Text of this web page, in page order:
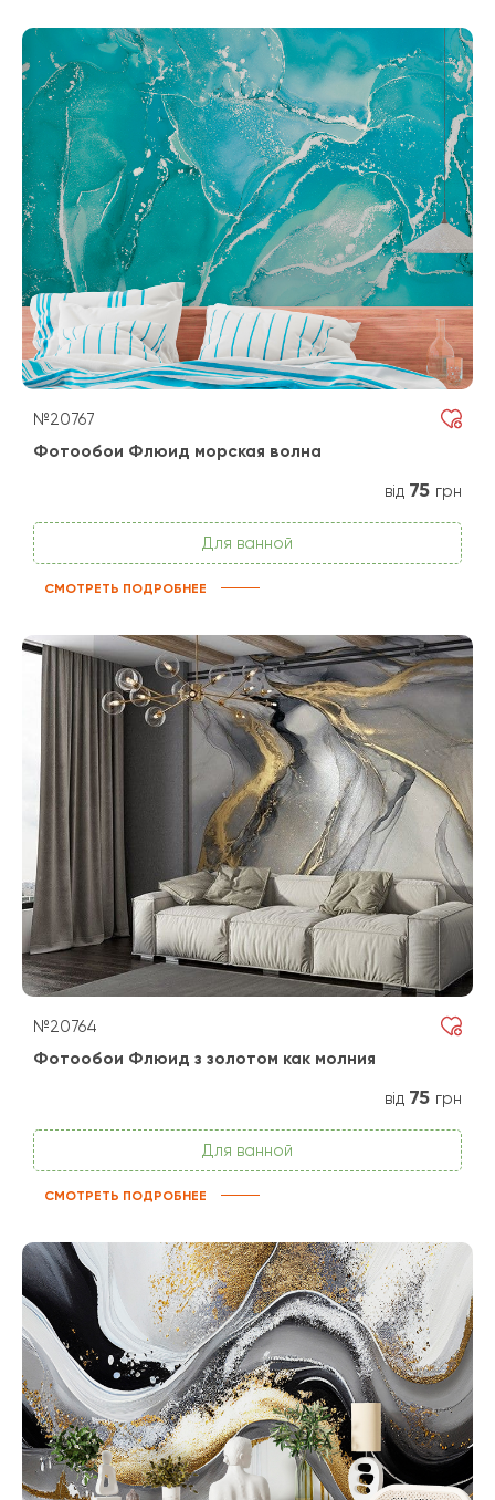
№20767
Фотообои Флюид морская волна
від 75 грн
Для ванной
СМОТРЕТЬ ПОДРОБНЕЕ
№20764
Фотообои Флюид з золотом как молния
від 75 грн
Для ванной
СМОТРЕТЬ ПОДРОБНЕЕ